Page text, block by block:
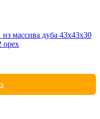
массива дуба 43х43х30
орех